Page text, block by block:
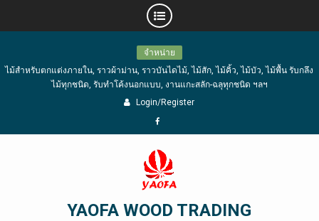
content
จำหน่าย
ไม้สำหรับตกแต่งภายใน, ราวผ้าม่าน, ราวบันไดไม้, ไม้สัก, ไม้คิ้ว, ไม้บัว, ไม้พื้น รับกลึง
ไม้ทุกชนิด, รับทำโค้งนอกแบบ, งานแกะสลัก-ฉลุทุกชนิด ฯลฯ
Login/Register
Facebook
YAOFA WOOD TRADING